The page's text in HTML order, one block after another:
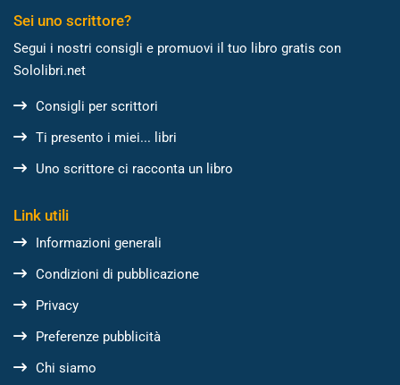
Sei uno scrittore?
Segui i nostri consigli e promuovi il tuo libro gratis con
Sololibri.net
Consigli per scrittori
Ti presento i miei... libri
Uno scrittore ci racconta un libro
Link utili
Informazioni generali
Condizioni di pubblicazione
Privacy
Preferenze pubblicità
Chi siamo